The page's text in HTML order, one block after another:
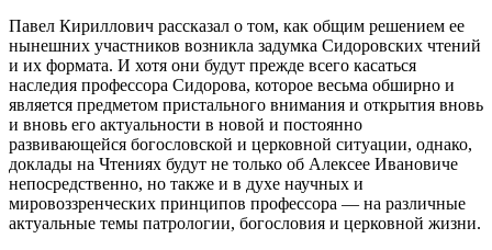
Павел Кириллович рассказал о том, как общим решением ее
нынешних участников возникла задумка Сидоровских чтений
и их формата. И хотя они будут прежде всего касаться
наследия профессора Сидорова, которое весьма обширно и
является предметом пристального внимания и открытия вновь
и вновь его актуальности в новой и постоянно
развивающейся богословской и церковной ситуации, однако,
доклады на Чтениях будут не только об Алексее Ивановиче
непосредственно, но также и в духе научных и
мировоззренческих принципов профессора — на различные
актуальные темы патрологии, богословия и церковной жизни.